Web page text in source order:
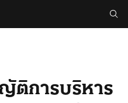
ติการบริหาร